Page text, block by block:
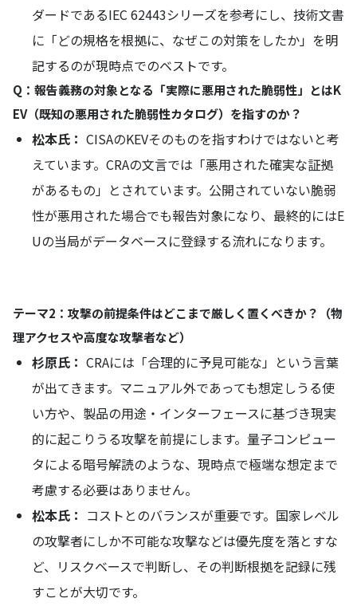
ダードであるIEC 62443シリーズを参考にし、技術文書
に「どの規格を根拠に、なぜこの対策をしたか」を明
記するのが現時点でのベストです。
Q：報告義務の対象となる「実際に悪用された脆弱性」とはK
EV（既知の悪用された脆弱性カタログ）を指すのか？
松本氏： CISAのKEVそのものを指すわけではないと考
えています。CRAの文言では「悪用された確実な証拠
があるもの」とされています。公開されていない脆弱
性が悪用された場合でも報告対象になり、最終的にはE
Uの当局がデータベースに登録する流れになります。
テーマ2：攻撃の前提条件はどこまで厳しく置くべきか？（物
理アクセスや高度な攻撃者など）
杉原氏： CRAには「合理的に予見可能な」という言葉
が出てきます。マニュアル外であっても想定しうる使
い方や、製品の用途・インターフェースに基づき現実
的に起こりうる攻撃を前提にします。量子コンピュー
タによる暗号解読のような、現時点で極端な想定まで
考慮する必要はありません。
松本氏： コストとのバランスが重要です。国家レベル
の攻撃者にしか不可能な攻撃などは優先度を落とすな
ど、リスクベースで判断し、その判断根拠を記録に残
すことが大切です。